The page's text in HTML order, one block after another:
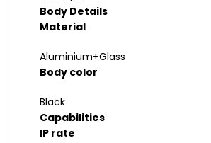
Body Details
Material
Aluminium+Glass
Body color
Black
Capabilities
IP rate